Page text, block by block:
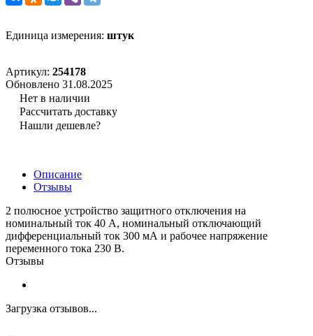
Единица измерения: штук
Артикул: 254178
Обновлено 31.08.2025
Нет в наличии
Рассчитать доставку
Нашли дешевле?
Описание
Отзывы
2 полюсное устройство защитного отключения на
номинальный ток 40 А, номинальный отключающий
дифференциальный ток 300 мА и рабочее напряжение
переменного тока 230 В.
Отзывы
Загрузка отзывов...